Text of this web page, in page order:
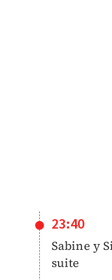
23:40
Sabine y
suite